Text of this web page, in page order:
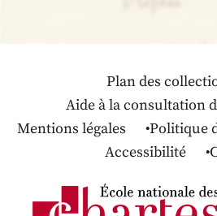
Plan des
Aide à la consultation
Mentions légales
Politique
Accessibilité